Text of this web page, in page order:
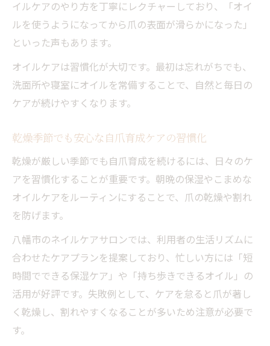
イルケアのやり方を丁寧にレクチャーしており、「オイ
ルを使うようになってから爪の表面が滑らかになった」
といった声もあります。
オイルケアは習慣化が大切です。最初は忘れがちでも、
洗面所や寝室にオイルを常備することで、自然と毎日の
ケアが続けやすくなります。
乾燥季節でも安心な自爪育成ケアの習慣化
乾燥が厳しい季節でも自爪育成を続けるには、日々のケ
アを習慣化することが重要です。朝晩の保湿やこまめな
オイルケアをルーティンにすることで、爪の乾燥や割れ
を防げます。
八幡市のネイルケアサロンでは、利用者の生活リズムに
合わせたケアプランを提案しており、忙しい方には「短
時間でできる保湿ケア」や「持ち歩きできるオイル」の
活用が好評です。失敗例として、ケアを怠ると爪が著し
く乾燥し、割れやすくなることが多いため注意が必要で
す。